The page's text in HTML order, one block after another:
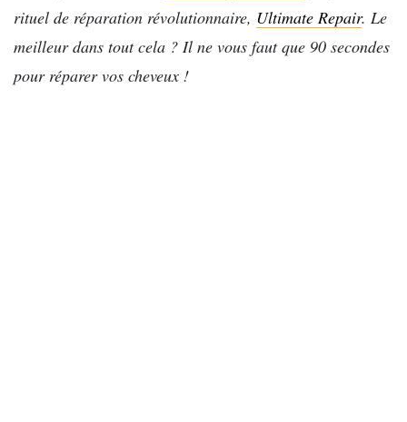
rituel de réparation révolutionnaire, Ultimate Repair. Le
meilleur dans tout cela ? Il ne vous faut que 90 secondes
pour réparer vos cheveux !